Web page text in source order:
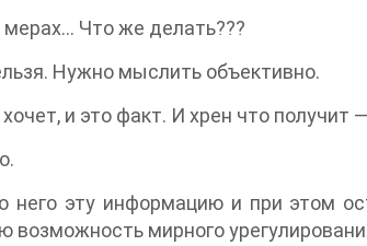
мерах… Что же делать???
Нужно мыслить объективно.
и это факт. И хрен что получит
него эту информацию и при этом
возможность мирного